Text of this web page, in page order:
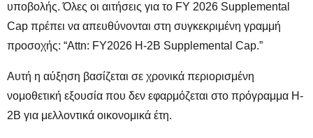
υποβολής. Όλες οι αιτήσεις για το FY 2026 Supplemental
Cap πρέπει να απευθύνονται στη συγκεκριμένη γραμμή
προσοχής: “Attn: FY2026 H-2B Supplemental Cap.”
Αυτή η αύξηση βασίζεται σε χρονικά περιορισμένη
νομοθετική εξουσία που δεν εφαρμόζεται στο πρόγραμμα H-
2B για μελλοντικά οικονομικά έτη.